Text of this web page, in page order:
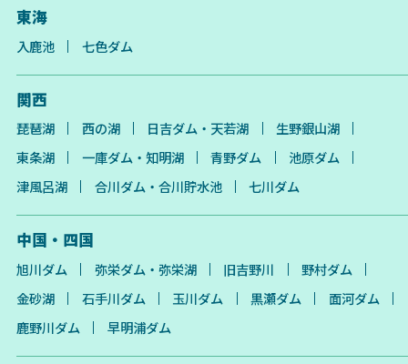
東海
入鹿池 七色ダム
関西
琵琶湖 西の湖 日吉ダム・天若湖
生野銀山湖
東条湖
一庫ダム・知明湖 青野ダム
池原ダム
津風呂湖
合川ダム・合川貯水池 七川ダム
中国・四国
旭川ダム 弥栄ダム・弥栄湖 旧吉野川
野村ダム
金砂湖
石手川ダム 玉川ダム 黒瀬ダム
面河ダム
鹿野川ダム
早明浦ダム